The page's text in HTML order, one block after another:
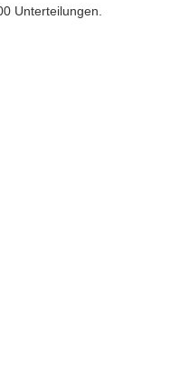
Unterteilungen.